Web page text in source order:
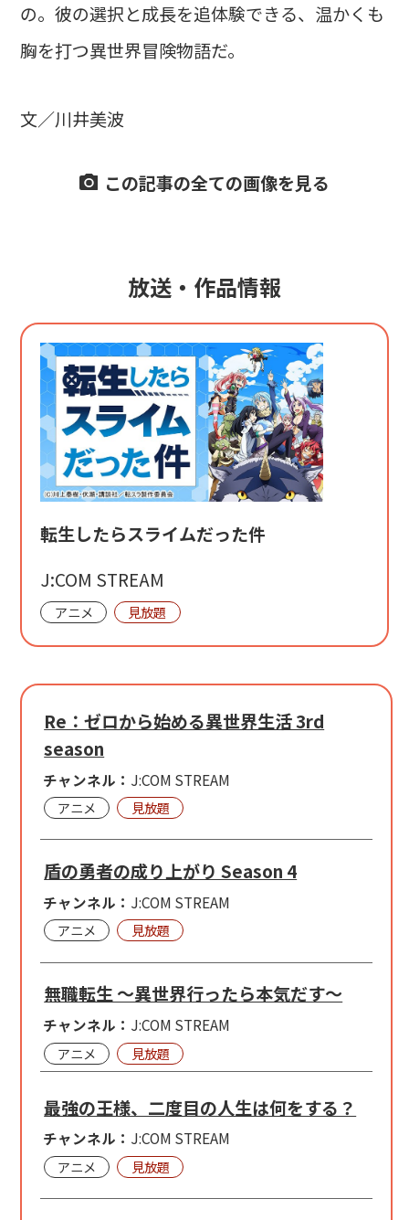
の。彼の選択と成長を追体験できる、温かくも
胸を打つ異世界冒険物語だ。
文／川井美波
この記事の全ての画像を見る
放送・作品情報
転生したらスライムだった件
J:COM STREAM
アニメ 見放題
Re：ゼロから始める異世界生活 3rd
season
チャンネル： J:COM STREAM
アニメ 見放題
盾の勇者の成り上がり Season 4
チャンネル： J:COM STREAM
アニメ 見放題
無職転生 ～異世界行ったら本気だす～
チャンネル： J:COM STREAM
アニメ 見放題
最強の王様、二度目の人生は何をする？
チャンネル： J:COM STREAM
アニメ 見放題